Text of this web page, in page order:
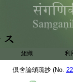
組織 利
倶舍論頌疏抄 (No.
於等謂己等。即是
我。於等謂己勝。
他劣我。於勝謂己
釋略
之
遁云。正理
然彼自知是極下類。